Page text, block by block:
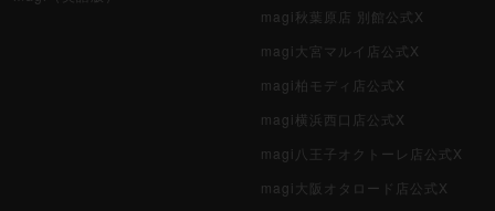
magi秋葉原店 別館公式X
magi大宮マルイ店公式X
magi柏モディ店公式X
magi横浜西口店公式X
magi八王子オクトーレ店公式X
magi大阪オタロード店公式X